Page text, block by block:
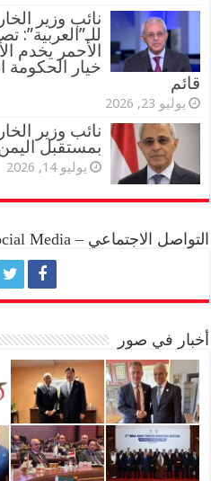
نائب وزير
للـ”العربية”:
الأحمر يخدم
خيار الحكومة
قائم
يوليو 23, 2026
نائب وزير
بمستقبل
يوليو 14, 2026
التواصل الاجتماعي – Social Media
أخبار في صور